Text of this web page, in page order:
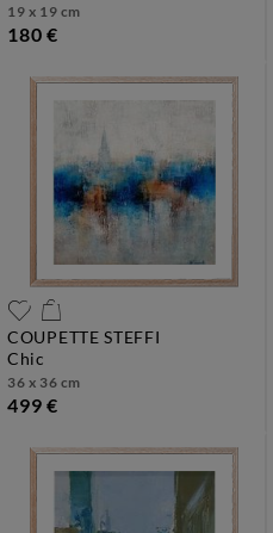
19 x 19 cm
180 €
COUPETTE STEFFI
chic
36 x 36 cm
499 €